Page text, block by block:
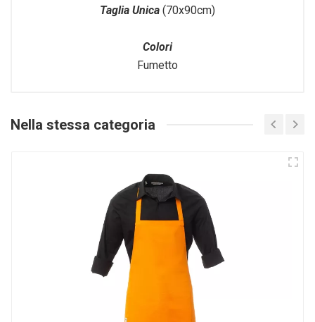
Taglia Unica (70x90cm)
Colori
Fumetto
Nella stessa categoria